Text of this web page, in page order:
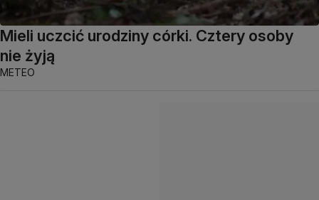
Mieli uczcić urodziny córki. Cztery osoby
nie żyją
METEO